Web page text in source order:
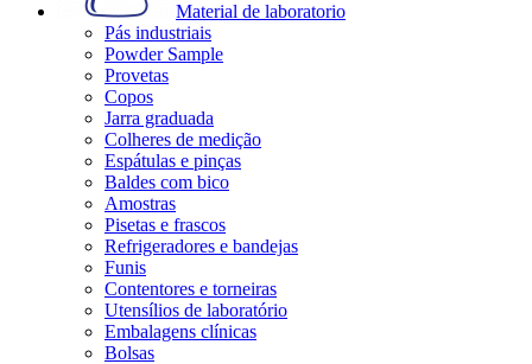
Material de laboratorio
Pás industriais
Powder Sample
Provetas
Copos
Jarra graduada
Colheres de medição
Espátulas e pinças
Baldes com bico
Amostras
Pisetas e frascos
Refrigeradores e bandejas
Funis
Contentores e torneiras
Utensílios de laboratório
Embalagens clínicas
Bolsas